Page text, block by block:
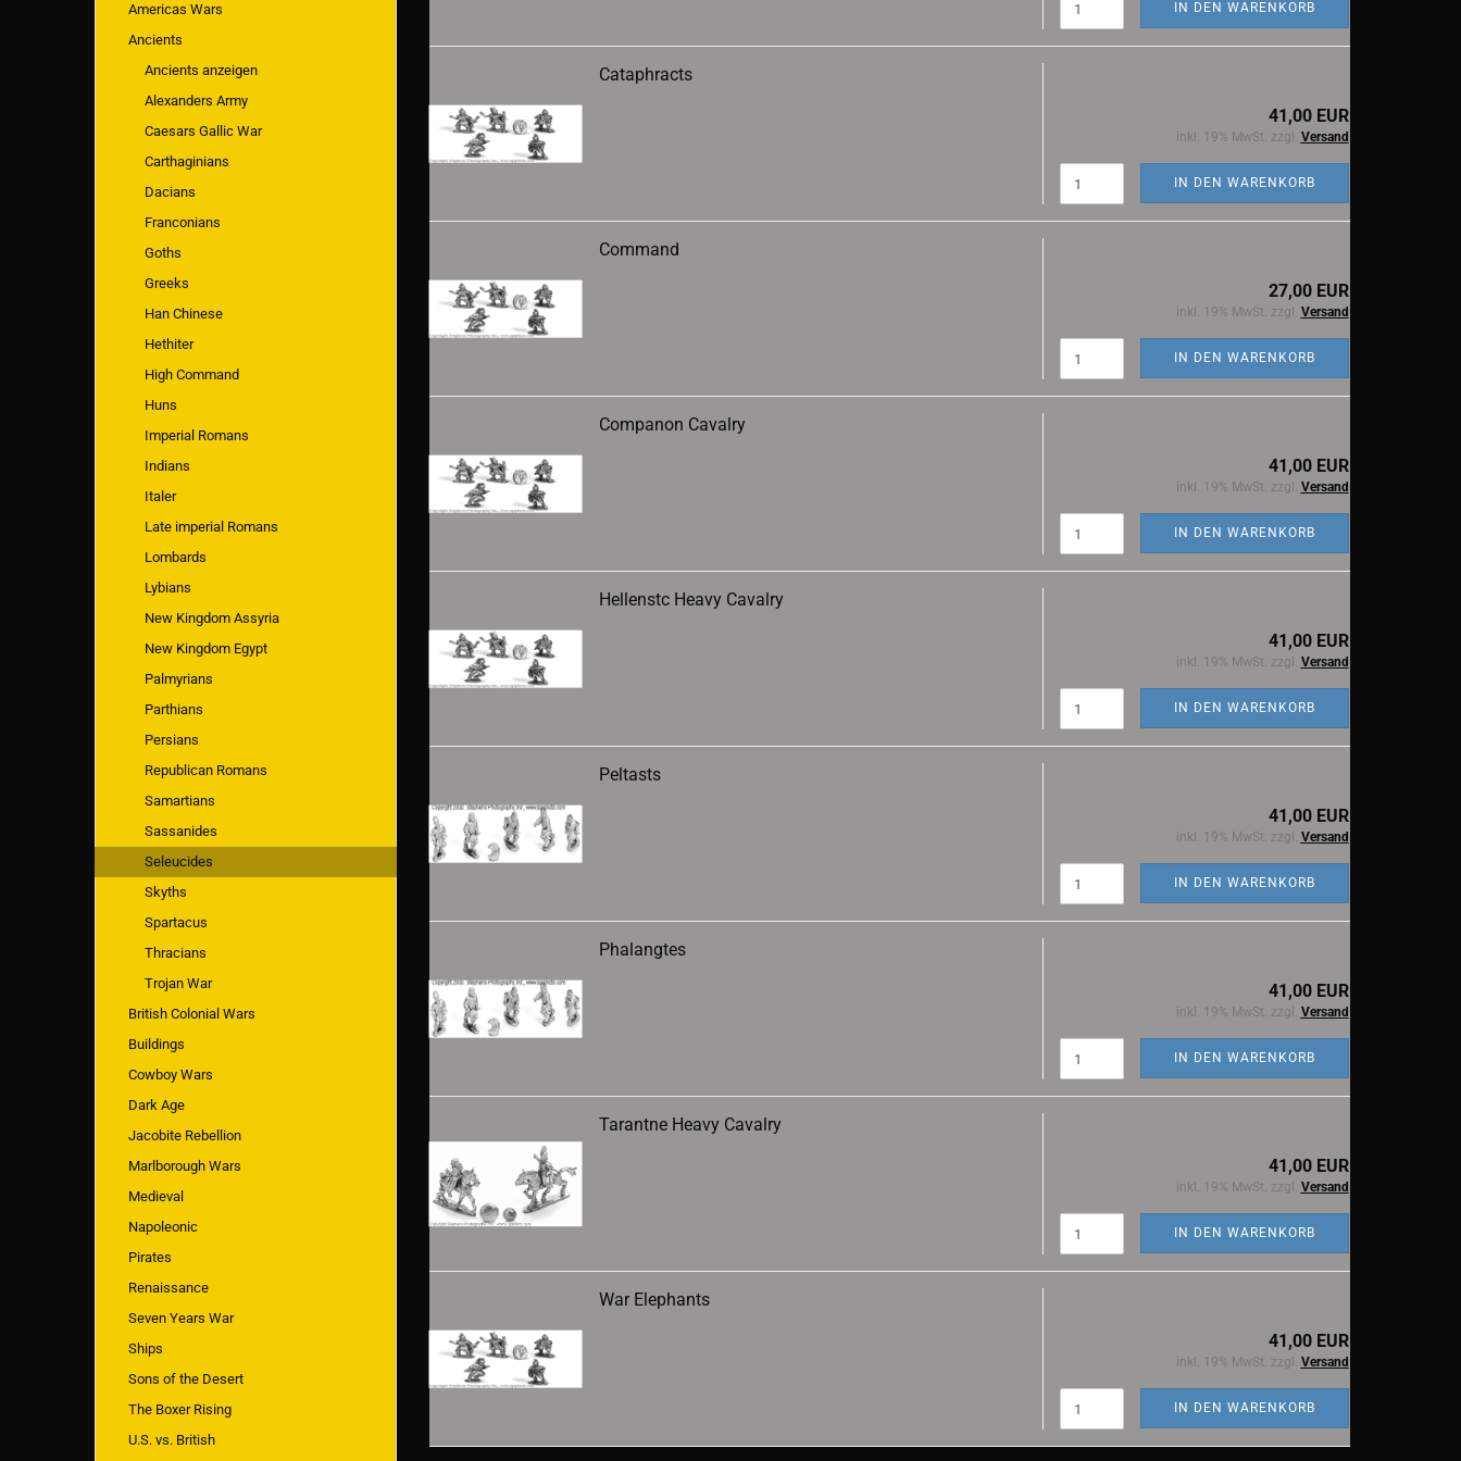
IN DEN WARENKORB
Cataphracts
41,00 EUR
inkl. 19% MwSt. zzgl. Versand
IN DEN WARENKORB
Command
27,00 EUR
inkl. 19% MwSt. zzgl. Versand
IN DEN WARENKORB
Companon Cavalry
41,00 EUR
inkl. 19% MwSt. zzgl. Versand
IN DEN WARENKORB
Hellenstc Heavy Cavalry
41,00 EUR
inkl. 19% MwSt. zzgl. Versand
IN DEN WARENKORB
Peltasts
41,00 EUR
inkl. 19% MwSt. zzgl. Versand
IN DEN WARENKORB
Phalangtes
41,00 EUR
inkl. 19% MwSt. zzgl. Versand
IN DEN WARENKORB
Tarantne Heavy Cavalry
41,00 EUR
inkl. 19% MwSt. zzgl. Versand
IN DEN WARENKORB
War Elephants
41,00 EUR
inkl. 19% MwSt. zzgl. Versand
IN DEN WARENKORB
Americas Wars
Ancients
Ancients anzeigen
Alexanders Army
Caesars Gallic War
Carthaginians
Dacians
Franconians
Goths
Greeks
Han Chinese
Hethiter
High Command
Huns
Imperial Romans
Indians
Italer
Late imperial Romans
Lombards
Lybians
New Kingdom Assyria
New Kingdom Egypt
Palmyrians
Parthians
Persians
Republican Romans
Samartians
Sassanides
Seleucides
Skyths
Spartacus
Thracians
Trojan War
British Colonial Wars
Buildings
Cowboy Wars
Dark Age
Jacobite Rebellion
Marlborough Wars
Medieval
Napoleonic
Pirates
Renaissance
Seven Years War
Ships
Sons of the Desert
The Boxer Rising
U.S. vs. British